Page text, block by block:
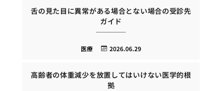
舌の見た目に異常がある場合とない場合の受診先
ガイド
2026.06.29
医療
高齢者の体重減少を放置してはいけない医学的根
拠